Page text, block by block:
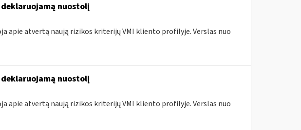
nuostolį
apie atvertą naują rizikos kriterijų VMI kliento profilyje. Verslas nuo
nuostolį
apie atvertą naują rizikos kriterijų VMI kliento profilyje. Verslas nuo